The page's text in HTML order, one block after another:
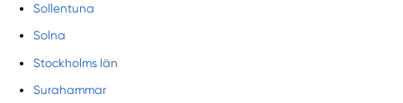
Sollentuna
Solna
Stockholms län
Surahammar